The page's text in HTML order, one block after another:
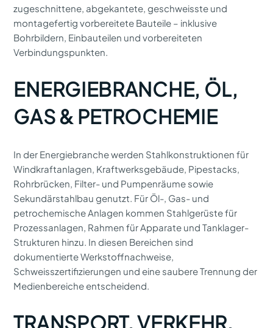
zugeschnittene, abgekantete, geschweisste und
montagefertig vorbereitete Bauteile – inklusive
Bohrbildern, Einbauteilen und vorbereiteten
Verbindungspunkten.
ENERGIEBRANCHE, ÖL,
GAS & PETROCHEMIE
In der Energiebranche werden Stahlkonstruktionen für
Windkraftanlagen, Kraftwerksgebäude, Pipestacks,
Rohrbrücken, Filter- und Pumpenräume sowie
Sekundärstahlbau genutzt. Für Öl-, Gas- und
petrochemische Anlagen kommen Stahlgerüste für
Prozessanlagen, Rahmen für Apparate und Tanklager-
Strukturen hinzu. In diesen Bereichen sind
dokumentierte Werkstoffnachweise,
Schweisszertifizierungen und eine saubere Trennung der
Medienbereiche entscheidend.
TRANSPORT, VERKEHR,